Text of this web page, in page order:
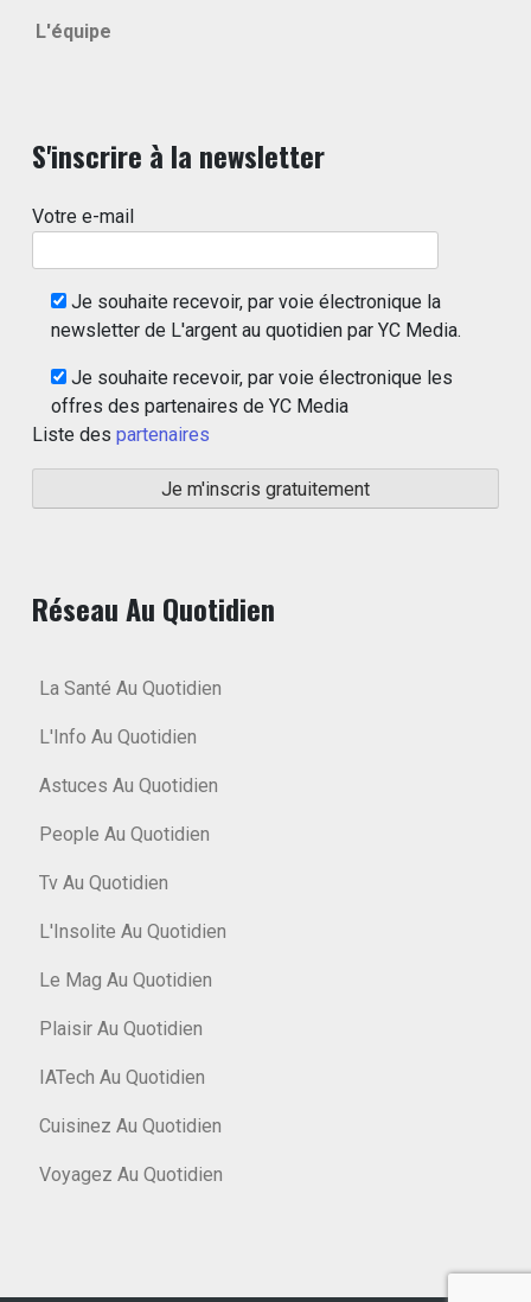
L'équipe
S'inscrire à la newsletter
Votre e-mail
Je souhaite recevoir, par voie électronique la
newsletter de L'argent au quotidien par YC Media.
Je souhaite recevoir, par voie électronique les
offres des partenaires de YC Media
Liste des partenaires
Réseau Au Quotidien
La Santé Au Quotidien
L'Info Au Quotidien
Astuces Au Quotidien
People Au Quotidien
Tv Au Quotidien
L'Insolite Au Quotidien
Le Mag Au Quotidien
Plaisir Au Quotidien
IATech Au Quotidien
Cuisinez Au Quotidien
Voyagez Au Quotidien